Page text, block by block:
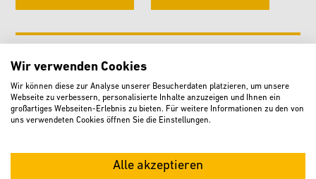
Jan Großewinkelmann
Fachbereich Bauaufsicht, Stadtentwicklung und
Umwelt
Raum: 252
Wir verwenden Cookies
Wir können diese zur Analyse unserer Besucherdaten platzieren, um unsere
Webseite zu verbessern, personalisierte Inhalte anzuzeigen und Ihnen ein
großartiges Webseiten-Erlebnis zu bieten. Für weitere Informationen zu den von
uns verwendeten Cookies öffnen Sie die Einstellungen.
Alle akzeptieren